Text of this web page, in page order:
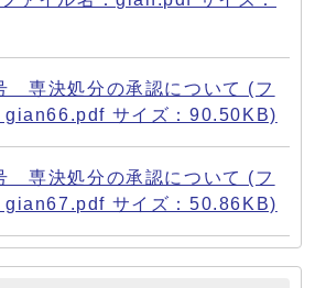
専決処分の承認について (フ
gian66.pdf サイズ：90.50KB)
専決処分の承認について (フ
gian67.pdf サイズ：50.86KB)